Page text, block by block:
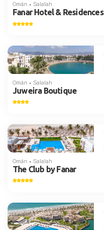
Omán • Salalah
Fanar Hotel & Residences
Omán • Salalah
Juweira Boutique
Omán • Salalah
The Club by Fanar